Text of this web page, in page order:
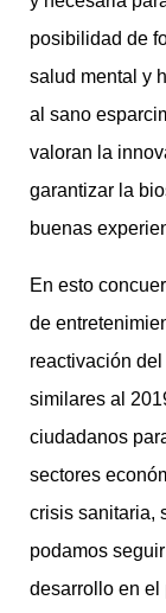
posibilidad de
salud mental y
al sano
valoran la
garantizar la
buenas
En esto
de
reactivación
similares al
ciudadanos
sectores
crisis sanitaria,
podamos
desarrollo en el